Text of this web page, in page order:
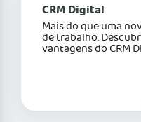
CRM Digital
Mais do que uma
de trabalho.
vantagens do CRM